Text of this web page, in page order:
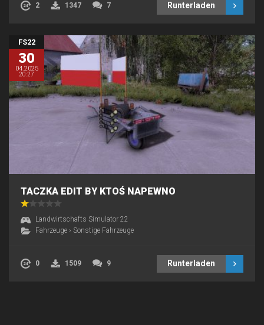
2 1347 7 Runterladen
FS22
30
04.2025
20:27
TACZKA EDIT BY KTOŚ NAPEWNO
Landwirtschafts Simulator 22
Fahrzeuge › Sonstige Fahrzeuge
0 1509 9 Runterladen